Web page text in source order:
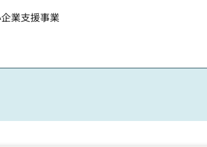
業支援事業